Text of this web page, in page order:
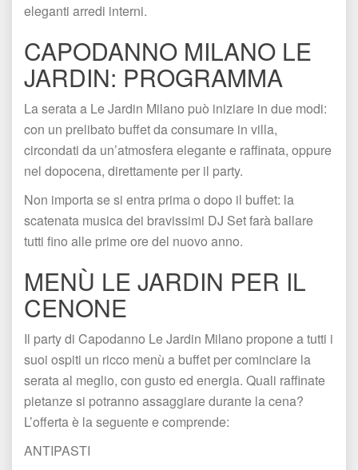
eleganti arredi interni.
CAPODANNO MILANO LE
JARDIN: PROGRAMMA
La serata a Le Jardin Milano può iniziare in due modi:
con un prelibato buffet da consumare in villa,
circondati da un’atmosfera elegante e raffinata, oppure
nel dopocena, direttamente per il party.
Non importa se si entra prima o dopo il buffet: la
catenata musica dei bravissimi DJ Set farà ballare
tutti fino alle prime ore del nuovo anno.
MENÙ LE JARDIN PER IL
CENONE
Il party di Capodanno Le Jardin Milano propone a tutti i
uoi ospiti un ricco menù a buffet per cominciare la
erata al meglio, con gusto ed energia. Quali raffinate
pietanze si potranno assaggiare durante la cena?
L’offerta è la seguente e comprende:
ANTIPASTI